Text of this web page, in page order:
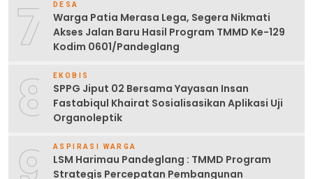
7 DESA
Warga Patia Merasa Lega, Segera Nikmati
Akses Jalan Baru Hasil Program TMMD Ke-129
Kodim 0601/Pandeglang
8 EKOBIS
SPPG Jiput 02 Bersama Yayasan Insan
Fastabiqul Khairat Sosialisasikan Aplikasi Uji
Organoleptik
ASPIRASI WARGA
LSM Harimau Pandeglang : TMMD Program
Strategis Percepatan Pembangunan